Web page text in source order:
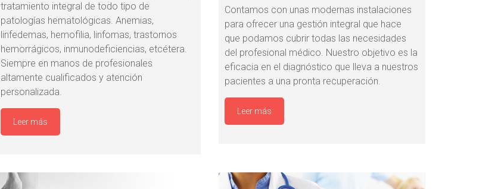
tratamiento integral de todo tipo de
patologías hematológicas. Anemias,
linfedemas, hemofilia, linfomas, trastornos
hemorrágicos, inmunodeficiencias, etcétera.
Siempre en manos de profesionales
altamente cualificados y atención
personalizada.
Leer más
Contamos con unas modernas instalaciones
para ofrecer una gestión integral que hace
que podamos cubrir todas las necesidades
del profesional médico. Nuestro objetivo es la
eficacia en el diagnóstico que lleva a nuestros
pacientes a una pronta recuperación.
Leer más